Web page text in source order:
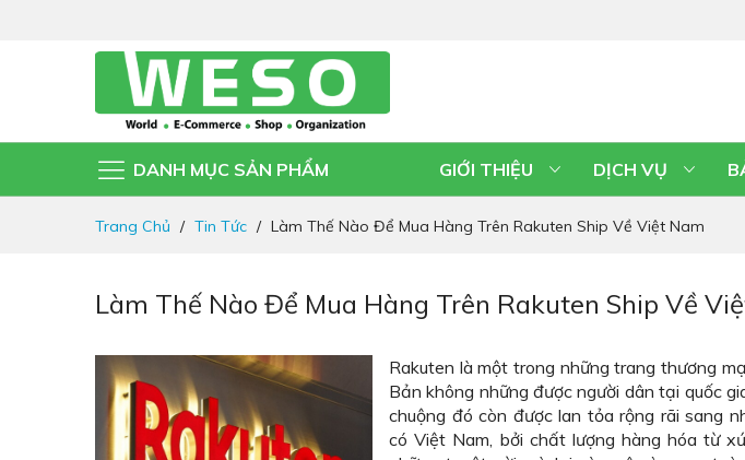
DANH MỤC SẢN PHẨM GIỚI THIỆU DỊCH VỤ
Trang Chủ Tin Tức Làm Thế Nào Để Mua Hàng Trên Rakuten Ship Về Việt Nam
Làm Thế Nào Để Mua Hàng Trên Rakuten Ship Về
Rakuten là một trong những trang thương
Bản không những được người dân tại quốc
chuộng đó còn được lan tỏa rộng rãi sang
có Việt Nam, bởi chất lượng hàng hóa từ